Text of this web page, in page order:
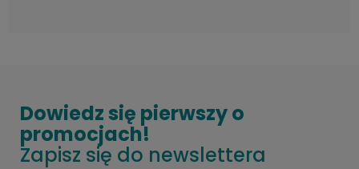
Dowiedz się pierwszy o
promocjach!
Zapisz się do newslettera